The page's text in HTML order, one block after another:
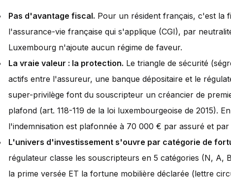
Pas d'avantage fiscal. Pour un résident français, c'est la
l'assurance-vie française qui s'applique (CGI), par
Luxembourg n'ajoute aucun régime de faveur.
La vraie valeur : la protection. Le triangle de sécurité
actifs entre l'assureur, une banque dépositaire et le
super-privilège font du souscripteur un créancier de
plafond (art. 118-119 de la loi luxembourgeoise de 2015).
l'indemnisation est plafonnée à 70 000 € par assuré et par
L'univers d'investissement s'ouvre par catégorie de
régulateur classe les souscripteurs en 5 catégories (N, A,
la prime versée ET la fortune mobilière déclarée (lettre